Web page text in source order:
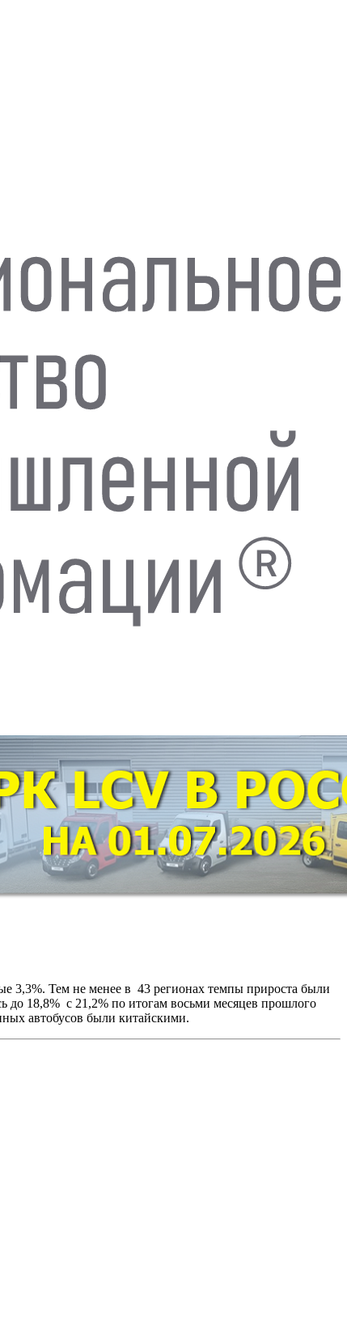
3,3%. Тем не менее в 43 регионах темпы прироста были
до 18,8% с 21,2% по итогам восьми месяцев прошлого
автобусов были китайскими.